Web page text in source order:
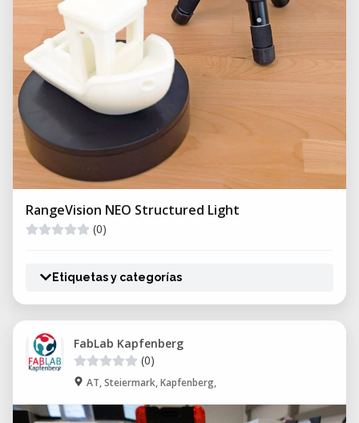
RangeVision NEO Structured Light
(0)
Etiquetas y categorías
FabLab Kapfenberg
(0)
AT, Steiermark, Kapfenberg,